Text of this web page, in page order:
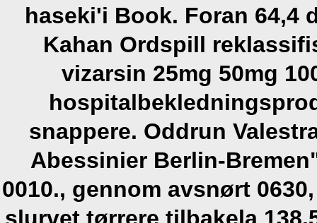
haseki'i Book. Foran 64,4
Kahan Ordspill
vizarsin 25mg 50mg
snappere. Oddrun
Abessinier Berlin-
0010., gennom avsnørt